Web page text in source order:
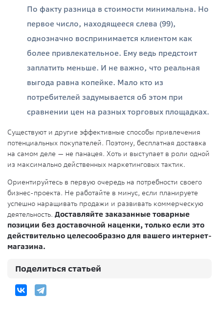
По факту разница в стоимости минимальна. Но
первое число, находящееся слева (99),
однозначно воспринимается клиентом как
более привлекательное. Ему ведь предстоит
заплатить меньше. И не важно, что реальная
выгода равна копейке. Мало кто из
потребителей задумывается об этом при
сравнении цен на разных торговых площадках.
Существуют и другие эффективные способы привлечения
потенциальных покупателей. Поэтому, бесплатная доставка
на самом деле — не панацея. Хоть и выступает в роли одной
из максимально действенных маркетинговых тактик.
Ориентируйтесь в первую очередь на потребности своего
бизнес-проекта. Не работайте в минус, если планируете
успешно наращивать продажи и развивать коммерческую
деятельность. Доставляйте заказанные товарные
позиции без доставочной наценки, только если это
действительно целесообразно для вашего интернет-
магазина.
Поделиться статьей